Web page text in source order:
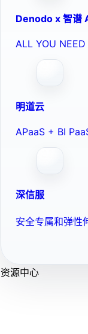
Denodo x 智谱
ALL YOU NEED
明道云
APaaS + BI
深信服
安全专属和弹性
资源中心